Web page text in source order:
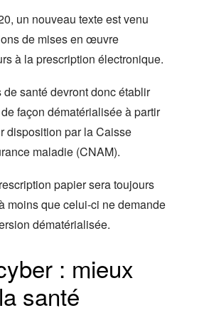
un nouveau texte est venu
de mises en œuvre
à la prescription électronique.
santé devront donc établir
façon dématérialisée à partir
disposition par la Caisse
maladie (CNAM).
papier sera toujours
moins que celui-ci ne demande
dématérialisée.
: mieux
santé